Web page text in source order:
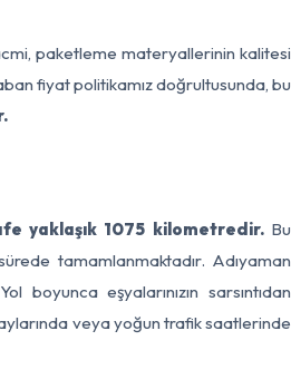
paketleme materyallerinin kalitesi
fiyat politikamız doğrultusunda, bu
yaklaşık 1075 kilometredir.Bu
tamamlanmaktadır. Adıyaman
eşyalarınızın sarsıntıdan
veya yoğun trafik saatlerinde